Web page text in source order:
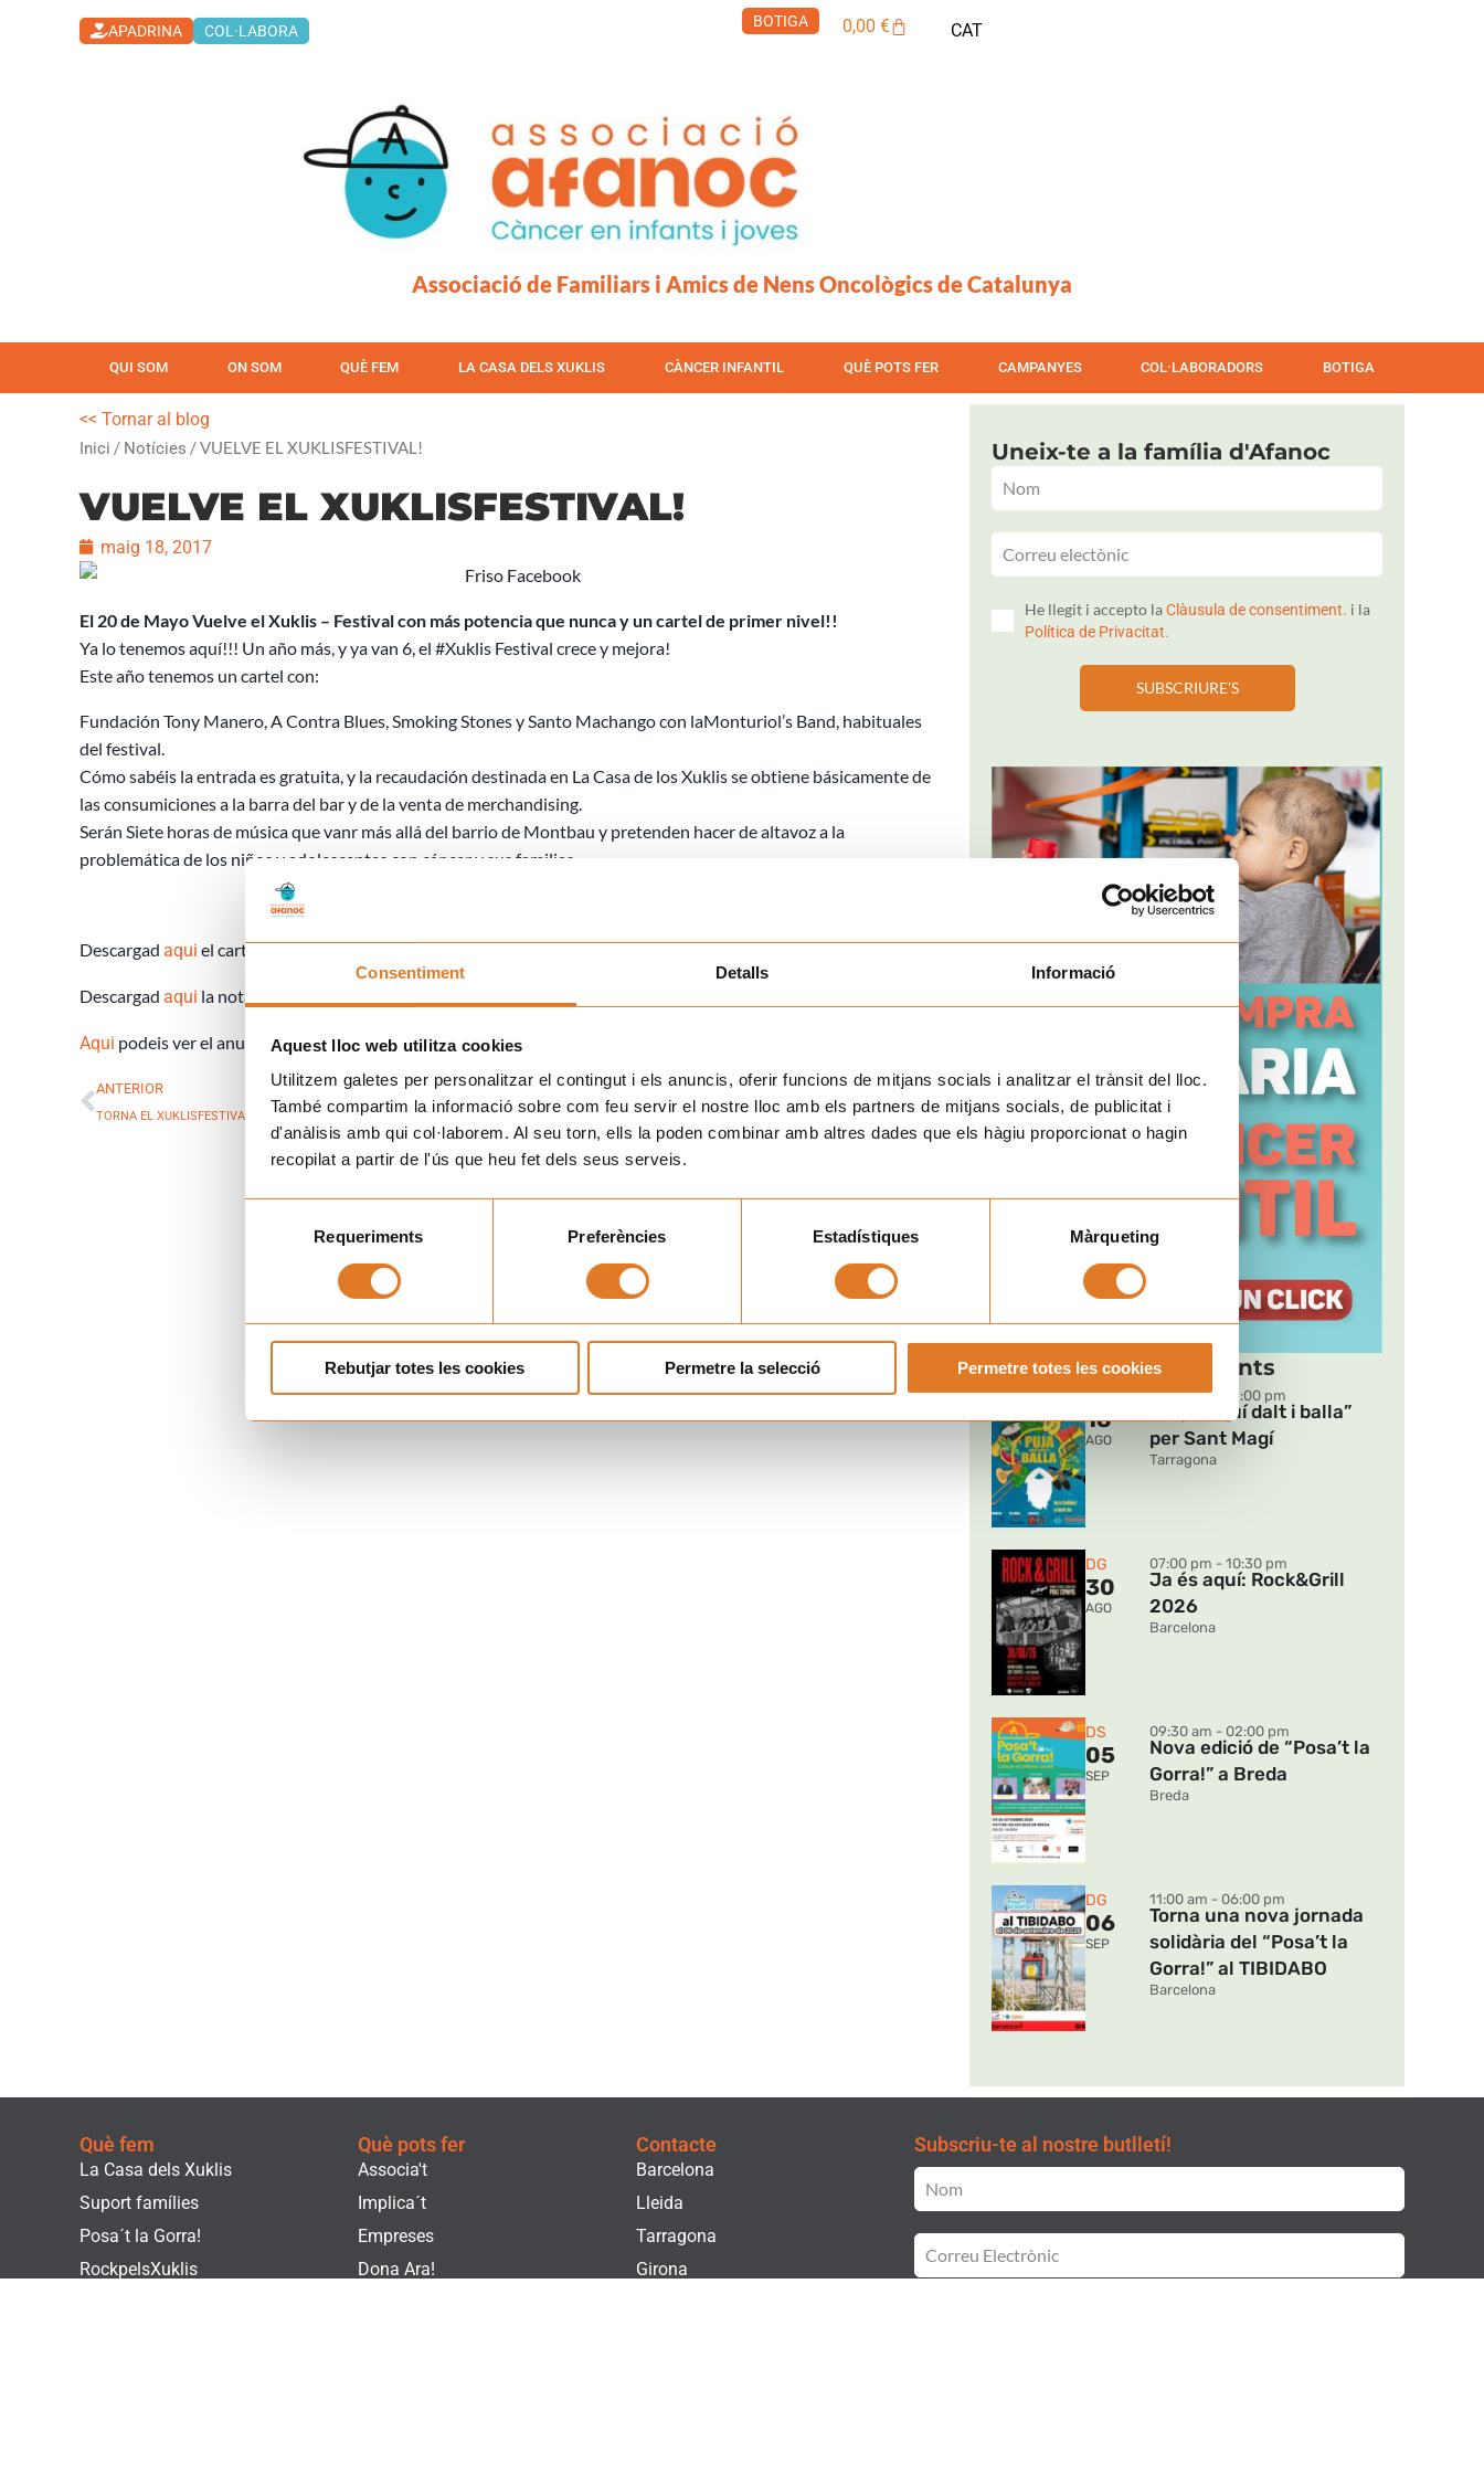
Consentiment Detalls Informació
Aquest lloc web utilitza cookies
Utilitzem galetes per personalitzar el contingut i els anuncis, oferir funcions de mitjans socials i analitzar el trànsit del lloc.
També compartim la informació sobre com feu servir el nostre lloc amb els partners de mitjans socials, de publicitat i
d'anàlisis amb qui col·laborem. Al seu torn, ells la poden combinar amb altres dades que els hàgiu proporcionat o hagin
recopilat a partir de l'ús que heu fet dels seus serveis.
consentiment
Requeriments Preferències Estadístiques Màrqueting
Rebutjar totes les cookies Permetre la selecció Permetre totes les cookies
APADRINA COL·LABORA
BOTIGA 0,00 €Cistella CAT
Associació de Familiars i Amics de Nens Oncològics de Catalunya
QUI SOM ON SOM QUÈ FEM LA CASA DELS XUKLIS CÀNCER INFANTIL QUÈ POTS FER CAMPANYES COL·LABORADORS BOTIGA
<< Tornar al blog
Inici / Notícies / VUELVE EL XUKLISFESTIVAL!
VUELVE EL XUKLISFESTIVAL!
maig 18, 2017
El 20 de Mayo Vuelve el Xuklis – Festival con más potencia que nunca y un cartel de primer nivel!!
Ya lo tenemos aquí!!! Un año más, y ya van 6, el #Xuklis Festival crece y mejora!
Este año tenemos un cartel con:
Fundación Tony Manero, A Contra Blues, Smoking Stones y Santo Machango con laMonturiol’s Band, habituales
del festival.
Cómo sabéis la entrada es gratuita, y la recaudación destinada en La Casa de los Xuklis se obtiene básicamente de
las consumiciones a la barra del bar y de la venta de merchandising.
Serán Siete horas de música que vanr más allá del barrio de Montbau y pretenden hacer de altavoz a la
problemática de los niños y adolescentes con cáncer y sus familias.
Descargad aqui el cartell
Descargad aqui la nota de prensa
Aqui podeis ver el anuncio
Prev
ANTERIOR
TORNA EL XUKLISFESTIVAL!
SEGÜENT
Els Amics de les Arts presentan El Festivalot en La Casa dels Xuklis
Next
Uneix-te a la família d'Afanoc
He llegit i accepto laClàusula de consentiment. i la
Política de Privacitat.
SUBSCRIURE'S
Pròxims esdeveniments
DT
18
AGO
09:00 pm - 11:00 pm
“Puja, aquí dalt i balla”
per Sant Magí
Tarragona
DG
30
AGO
07:00 pm - 10:30 pm
Ja és aquí: Rock&Grill
2026
Barcelona
DS
05
SEP
09:30 am - 02:00 pm
Nova edició de “Posa’t la
Gorra!” a Breda
Breda
DG
06
SEP
11:00 am - 06:00 pm
Torna una nova jornada
solidària del “Posa’t la
Gorra!” al TIBIDABO
Barcelona
Què fem
La Casa dels Xuklis
Suport famílies
Posa´t la Gorra!
RockpelsXuklis
Què pots fer
Associa't
Implica´t
Empreses
Dona Ara!
Contacte
Barcelona
Lleida
Tarragona
Girona
Subscriu-te al nostre butlletí!